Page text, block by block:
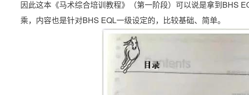
因此这本《马术综合培训教程》（第一阶段）可以说是拿到BHS
乘，内容也是针对BHS EQL一级设定的，比较基础、简单。